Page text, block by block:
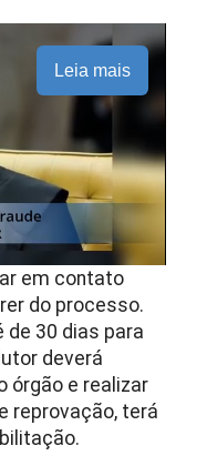
Leia mais
em contato
do processo.
de 30 dias para
deverá
órgão e realizar
reprovação, terá